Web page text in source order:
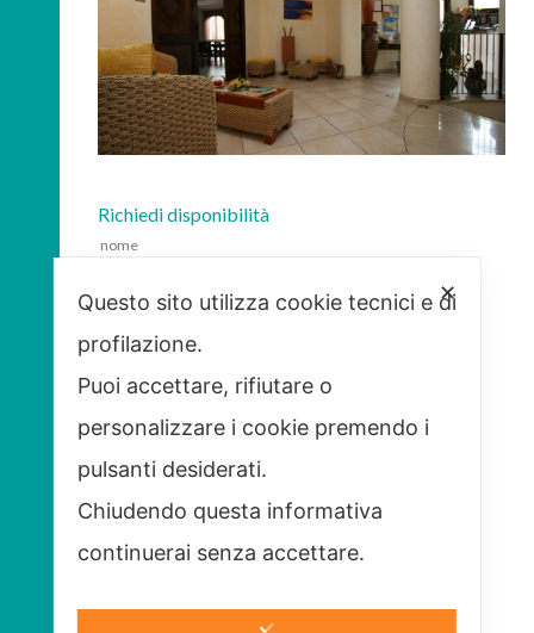
Richiedi disponibilità
✕
Questo sito utilizza cookie tecnici e di
profilazione.
Puoi accettare, rifiutare o
personalizzare i cookie premendo i
pulsanti desiderati.
Chiudendo questa informativa
continuerai senza accettare.